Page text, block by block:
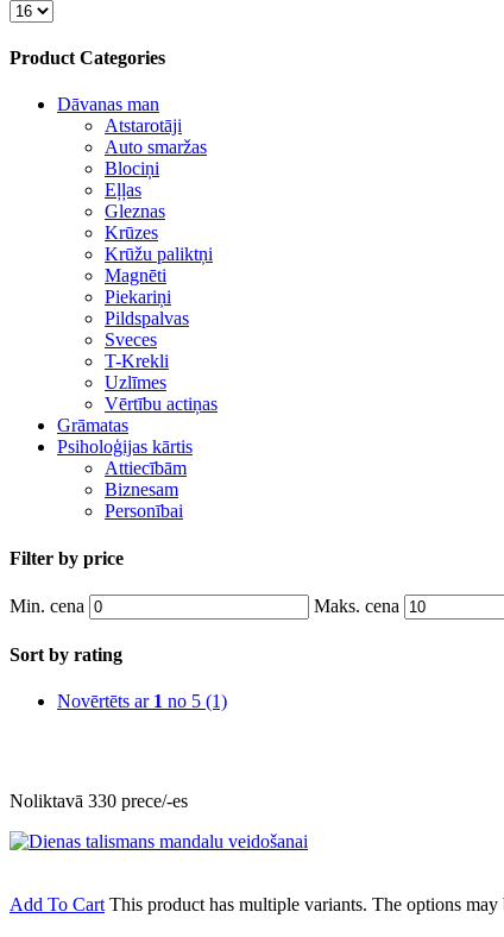
Product Categories
Dāvanas man
Atstarotāji
Auto smaržas
Blociņi
Eļļas
Gleznas
Krūzes
Krūžu paliktņi
Magnēti
Piekariņi
Pildspalvas
Sveces
T-Krekli
Uzlīmes
Vērtību actiņas
Grāmatas
Psiholoģijas kārtis
Attiecībām
Biznesam
Personībai
Filter by price
Min. cena Maks. cena
Sort by rating
Novērtēts ar 1 no 5 (1)
Noliktavā 330 prece/-es
Add To Cart This product has multiple variants. The options may